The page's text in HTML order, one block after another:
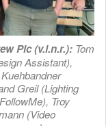
Pic (v.l.n.r.): Tom
Assistant),
Greil (Lighting
Troy
(Video